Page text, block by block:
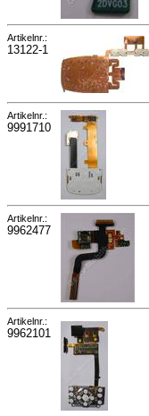
Artikelnr.:
13122-1
Artikelnr.:
9991710
Artikelnr.:
9962477
Artikelnr.:
9962101